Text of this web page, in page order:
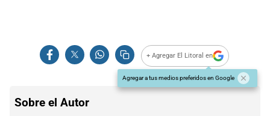
+ Agregar El Litoral en
Agregar a tus medios preferidos en Google
Sobre el Autor